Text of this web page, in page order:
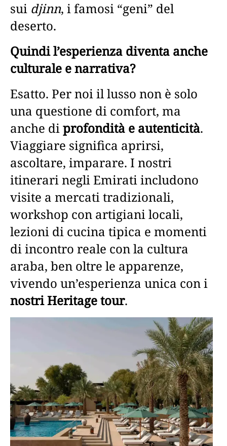
sui djinn, i famosi “geni” del
deserto.
Quindi l’esperienza diventa anche
culturale e narrativa?
Esatto. Per noi il lusso non è solo
una questione di comfort, ma
anche diprofondità e autenticità.
Viaggiare significa aprirsi,
ascoltare, imparare. I nostri
itinerari negli Emirati includono
visite a mercati tradizionali,
workshop con artigiani locali,
lezioni di cucina tipica e momenti
di incontro reale con la cultura
araba, ben oltre le apparenze,
vivendo un’esperienza unica con i
nostri Heritage tour.